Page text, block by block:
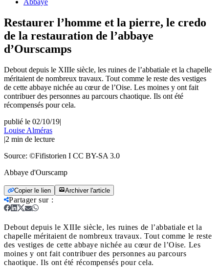
Abbaye
Restaurer l’homme et la pierre, le credo
de la restauration de l’abbaye
d’Ourscamps
Debout depuis le XIIIe siècle, les ruines de l’abbatiale et la chapelle
méritaient de nombreux travaux. Tout comme le reste des vestiges
de cette abbaye nichée au cœur de l’Oise. Les moines y ont fait
contribuer des personnes au parcours chaotique. Ils ont été
récompensés pour cela.
publié le 02/10/19|
Louise Alméras
|2 min de lecture
Source: ©Fifistorien I CC BY-SA 3.0
Abbaye d'Ourscamp
Copier le lien Archiver l'article
Partager sur:
Debout depuis le XIIIe siècle, les ruines de l’abbatiale et la
chapelle méritaient de nombreux travaux. Tout comme le reste
des vestiges de cette abbaye nichée au cœur de l’Oise. Les
moines y ont fait contribuer des personnes au parcours
chaotique. Ils ont été récompensés pour cela.